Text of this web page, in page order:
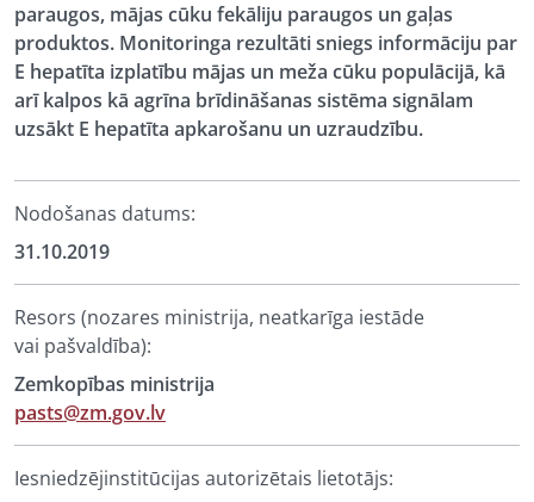
paraugos, mājas cūku fekāliju paraugos un gaļas
produktos. Monitoringa rezultāti sniegs informāciju par
E hepatīta izplatību mājas un meža cūku populācijā, kā
arī kalpos kā agrīna brīdināšanas sistēma signālam
uzsākt E hepatīta apkarošanu un uzraudzību.
Nodošanas datums:
31.10.2019
Resors (nozares ministrija, neatkarīga iestāde
vai pašvaldība):
Zemkopības ministrija
pasts@zm.gov.lv
Iesniedzējinstitūcijas autorizētais lietotājs: